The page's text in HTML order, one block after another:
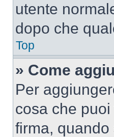
utente
dopo che
Top
» Come
Per
cosa che
firma,